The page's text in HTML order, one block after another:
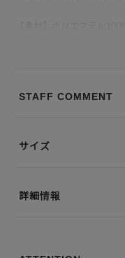
な高機能素材で、微細な
伸縮性：なし
STAFF COMMENT
サイズ
詳細情報